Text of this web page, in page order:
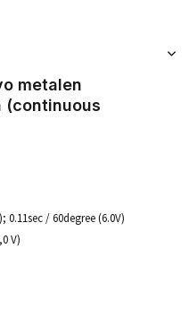
metalen
(continuous
0.11sec / 60degree (6.0V)
V)